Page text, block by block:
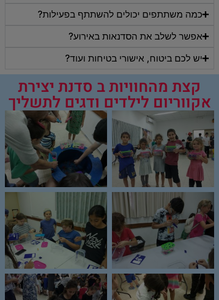
כמה משתתפים יכולים להשתתף בפעילות?
אפשר לשלב את הסדנאות באירוע?
יש לכם ביטוח, אישורי בטיחות ועוד?
קצת מהחוויות ב סדנת יצירת
אקווריום לילדים ודגים לתשליך